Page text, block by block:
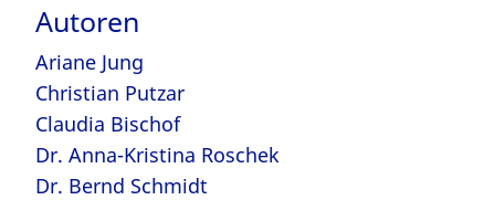
Autoren
Ariane Jung
Christian Putzar
Claudia Bischof
Dr. Anna-Kristina Roschek
Dr. Bernd Schmidt